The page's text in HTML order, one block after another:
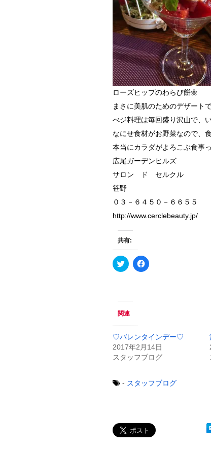
ローズヒップのわらび餅🌼
まさに美肌のためのデザート
べジ料理は毎回盛り沢山で、
なにせ食材がお野菜なので、
本当にカラダがよろこぶ食事
広尾ガーデンヒルズ
サロン ド セルクル
笹野
０３－６４５０－６６５５
http://www.cerclebeauty.jp/
共有:
ク
リ
T
w
i
e
r
で
共
有
し
い
で
開
F
a
す
る
に
は
ク
ク
し
(
新
関連
♡バレンタインデー♡
2017年2月14日
スタッフブログ
- スタッフブログ